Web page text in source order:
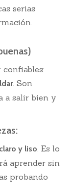
serias
. Son
a salir bien y
y liso . Es lo
aprender sin
probando